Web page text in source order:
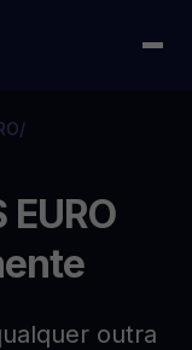
/
outra